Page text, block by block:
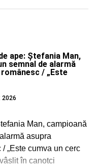
ape: Ștefania Man,
semnal de alarmă
/ „Este
2026
Man, campioană
asupra
„Este cumva un cerc
în canotci